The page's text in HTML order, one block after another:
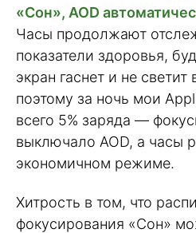
«Сон», AOD
Часы продолжают
показатели здоровья,
экран гаснет и не
поэтому за ночь мои
всего 5% заряда —
выключало AOD, а часы
экономичном режиме.
Хитрость в том, что
фокусирования «Сон»